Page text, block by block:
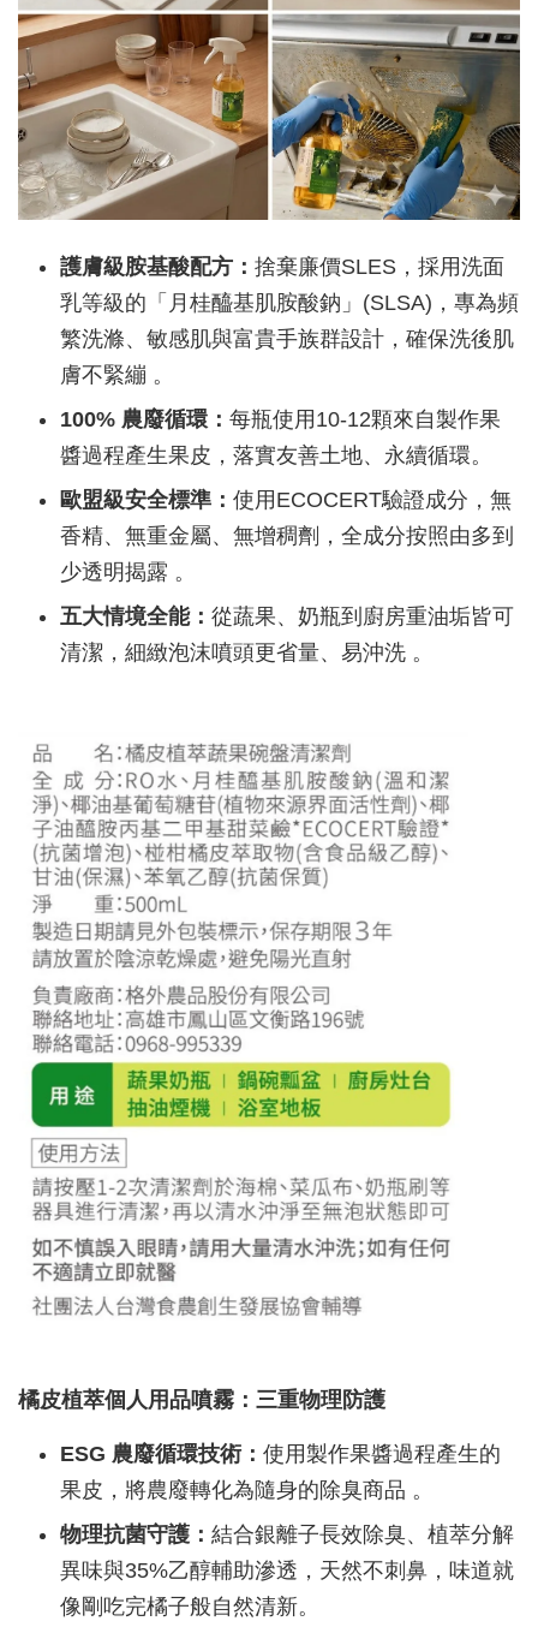
護膚級胺基酸配方： 捨棄廉價SLES，採用洗面
乳等級的「月桂醯基肌胺酸鈉」(SLSA)，專為頻
繁洗滌、敏感肌與富貴手族群設計，確保洗後肌
膚不緊繃 。
100% 農廢循環： 每瓶使用10-12顆來自製作果
醬過程產生果皮，落實友善土地、永續循環。
歐盟級安全標準： 使用ECOCERT驗證成分，無
香精、無重金屬、無增稠劑，全成分按照由多到
少透明揭露 。
五大情境全能： 從蔬果、奶瓶到廚房重油垢皆可
清潔，細緻泡沫噴頭更省量、易沖洗 。
橘皮植萃個人用品噴霧：三重物理防護
ESG 農廢循環技術： 使用製作果醬過程產生的
果皮，將農廢轉化為隨身的除臭商品 。
物理抗菌守護： 結合銀離子長效除臭、植萃分解
異味與35%乙醇輔助滲透，天然不刺鼻，味道就
像剛吃完橘子般自然清新。